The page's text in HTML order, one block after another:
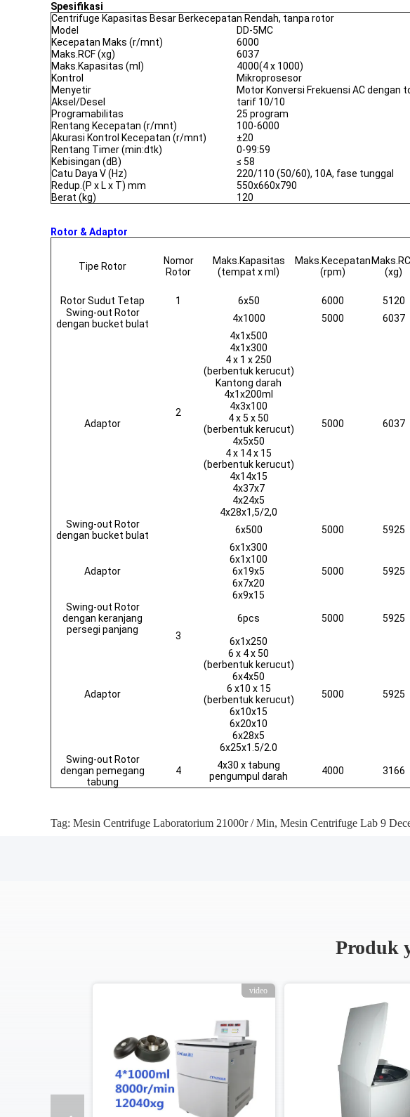
Spesifikasi
Centrifuge Kapasitas Besar Berkecepatan Rendah, tanpa rotor
Model
DD-5MC
Kecepatan Maks (r/mnt)
6000
Maks.RCF (xg)
6037
Maks.Kapasitas (ml)
4000(4 x 1000)
Kontrol
Mikroprosesor
Menyetir
Motor Konversi Frekuensi AC dengan
Aksel/Desel
tarif 10/10
Programabilitas
25 program
Rentang Kecepatan (r/mnt)
100-6000
Akurasi Kontrol Kecepatan (r/mnt)
±20
Rentang Timer (min:dtk)
0-99:59
Kebisingan (dB)
≤ 58
Catu Daya V (Hz)
220/110 (50/60), 10A, fase tunggal
Redup.(P x L x T) mm
550x660x790
Berat (kg)
120
Rotor & Adaptor
Tipe Rotor
Nomor
Rotor
Maks.Kapasitas
(tempat x ml)
Maks.Kecepatan
(rpm)
(xg)
Rotor Sudut Tetap
1 6x50 6000 5120
Swing-out Rotor
dengan bucket bulat
2
4x1000 5000 6037
Adaptor
4x1x500
5000 6037
4x1x300
4 x 1 x 250
(berbentuk kerucut)
Kantong darah
4x1x200ml
4x3x100
4 x 5 x 50
(berbentuk kerucut)
4x5x50
4 x 14 x 15
(berbentuk kerucut)
4x14x15
4x37x7
4x24x5
4x28x1,5/2,0
Swing-out Rotor
dengan bucket bulat
3
6x500 5000 5925
Adaptor
6x1x300
5000 5925
6x1x100
6x19x5
6x7x20
6x9x15
Swing-out Rotor
dengan keranjang
persegi panjang
6pcs 5000 5925
Adaptor
6x1x250
5000 5925
6 x 4 x 50
(berbentuk kerucut)
6x4x50
6 x10 x 15
(berbentuk kerucut)
6x10x15
6x20x10
6x28x5
6x25x1.5/2.0
Swing-out Rotor
dengan pemegang
tabung
4
4x30 x tabung
pengumpul darah
4000 3166
Tag: Mesin Centrifuge Laboratorium 21000r / Min, Mesin Centrifuge Lab 9
Produk
video